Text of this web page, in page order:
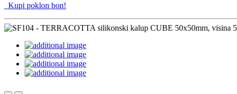
Kupi poklon bon!